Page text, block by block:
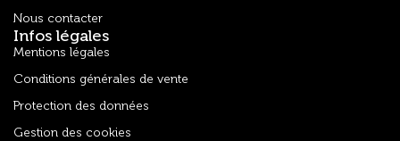
Nous contacter
Infos légales
Mentions légales
Conditions générales de vente
Protection des données
Gestion des cookies